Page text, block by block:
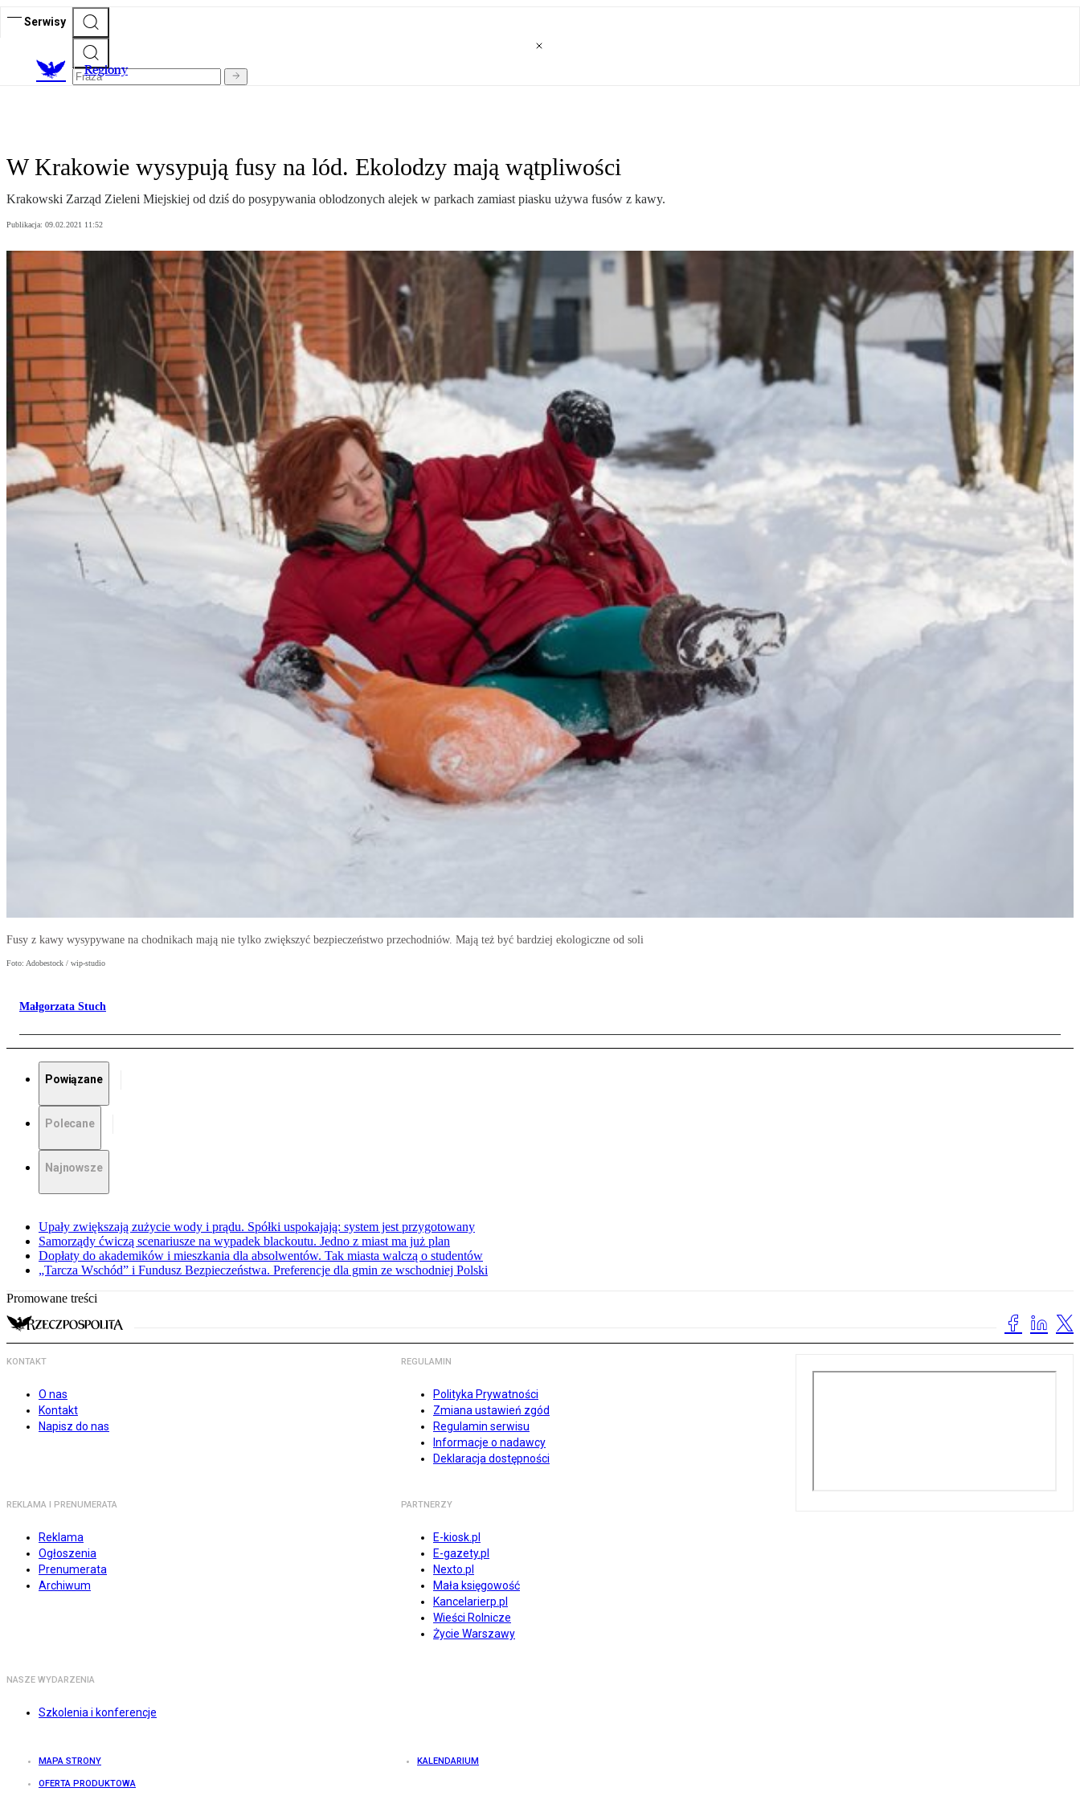
Serwisy
Regiony
W Krakowie wysypują fusy na lód. Ekolodzy mają wątpliwości
Krakowski Zarząd Zieleni Miejskiej od dziś do posypywania oblodzonych alejek w parkach zamiast piasku używa fusów z kawy.
Publikacja: 09.02.2021 11:52
Fusy z kawy wysypywane na chodnikach mają nie tylko zwiększyć bezpieczeństwo przechodniów. Mają też być bardziej ekologiczne od soli
Foto: Adobestock / wip-studio
Małgorzata Stuch
Powiązane
Polecane
Najnowsze
Upały zwiększają zużycie wody i prądu. Spółki uspokajają: system jest przygotowany
Samorządy ćwiczą scenariusze na wypadek blackoutu. Jedno z miast ma już plan
Dopłaty do akademików i mieszkania dla absolwentów. Tak miasta walczą o studentów
„Tarcza Wschód” i Fundusz Bezpieczeństwa. Preferencje dla gmin ze wschodniej Polski
Promowane treści
KONTAKT
O nas
Kontakt
Napisz do nas
REGULAMIN
Polityka Prywatności
Zmiana ustawień zgód
Regulamin serwisu
Informacje o nadawcy
Deklaracja dostępności
REKLAMA I PRENUMERATA
Reklama
Ogłoszenia
Prenumerata
Archiwum
PARTNERZY
E-kiosk.pl
E-gazety.pl
Nexto.pl
Mała księgowość
Kancelarierp.pl
Wieści Rolnicze
Życie Warszawy
NASZE WYDARZENIA
Szkolenia i konferencje
MAPA STRONY KALENDARIUM
OFERTA PRODUKTOWA